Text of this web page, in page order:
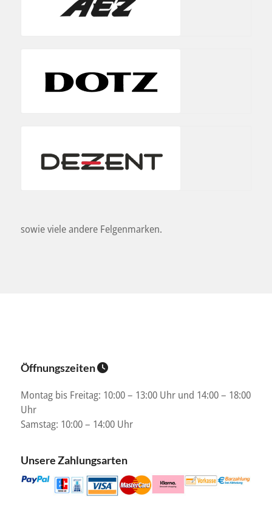
sowie viele andere Felgenmarken.
Öffnungszeiten
Montag bis Freitag: 10:00 – 13:00 Uhr und 14:00 – 18:00
Uhr
Samstag: 10:00 – 14:00 Uhr
Unsere Zahlungsarten